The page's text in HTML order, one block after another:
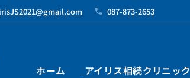
irisJS2021@gmail.com 087-873-2653
ホーム アイリス相続クリニッ